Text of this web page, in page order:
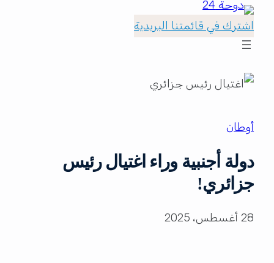
اشترك في قائمتنا البريدية
أوطان
دولة أجنبية وراء اغتيال رئيس
جزائري!
28 أغسطس، 2025